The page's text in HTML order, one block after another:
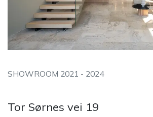
SHOWROOM 2021 - 2024
Tor Sørnes vei 19